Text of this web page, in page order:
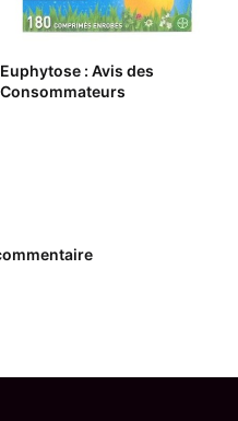
Euphytose : Avis des
Consommateurs